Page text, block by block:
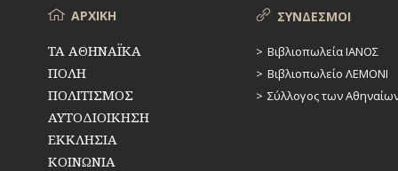
ΜενούΑΡΧΙΚΗ
ΤΑ ΑΘΗΝΑΪΚΑ
ΠΟΛΗ
ΠΟΛΙΤΙΣΜΟΣ
ΑΥΤΟΔΙΟΙΚΗΣΗ
ΕΚΚΛΗΣΙΑ
ΚΟΙΝΩΝΙΑ
ΣΥΝΔΕΣΜΟΙ
Βιβλιοπωλεία ΙΑΝΟΣ
Βιβλιοπωλείο ΛΕΜΟΝΙ
Σύλλογος των